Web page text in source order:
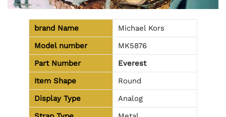
brand Name
Michael Kors
Model number
MK5876
Part Number
Everest
Item Shape
Round
Display Type
Analog